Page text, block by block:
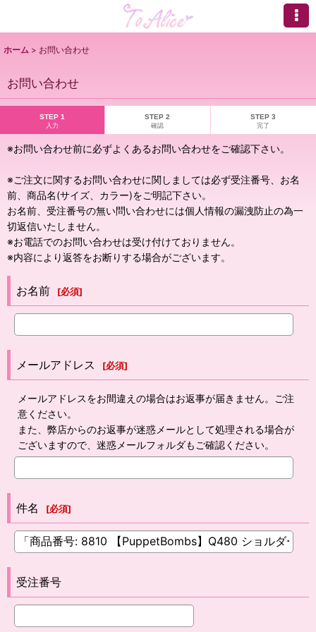
ホーム > お問い合わせ
お問い合わせ
STEP 1
入力
STEP 2
確認
STEP 3
完了
※お問い合わせ前に必ずよくあるお問い合わせをご確認下さい。
※ご注文に関するお問い合わせに関しましては必ず受注番号、お名
前、商品名(サイズ、カラー)をご明記下さい。
お名前、受注番号の無い問い合わせには個人情報の漏洩防止の為一
切返信いたしません。
※お電話でのお問い合わせは受け付けておりません。
※内容により返答をお断りする場合がございます。
お名前 [必須]
メールアドレス [必須]
メールアドレスをお間違えの場合はお返事が届きません。ご注
意ください。
また、弊店からのお返事が迷惑メールとして処理される場合が
ございますので、迷惑メールフォルダもご確認ください。
件名 [必須]
受注番号